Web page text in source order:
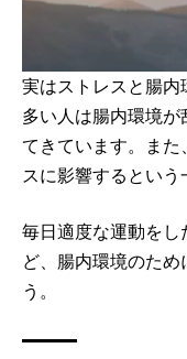
実はストレスと腸
多い人は腸内環境
てきています。ま
スに影響するという
毎日適度な運動を
ど、腸内環境のた
う。